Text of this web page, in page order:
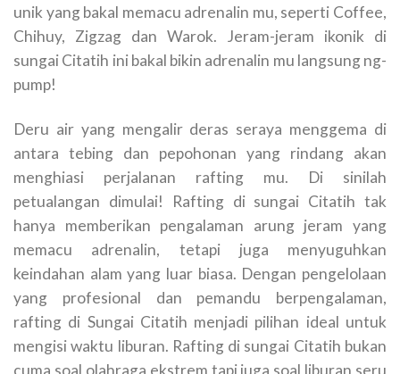
unik yang bakal memacu adrenalin mu, seperti Coffee,
Chihuy, Zigzag dan Warok. Jeram-jeram ikonik di
sungai Citatih ini bakal bikin adrenalin mu langsung ng-
pump!
Deru air yang mengalir deras seraya menggema di
antara tebing dan pepohonan yang rindang akan
menghiasi perjalanan rafting mu. Di sinilah
petualangan dimulai! Rafting di sungai Citatih tak
hanya memberikan pengalaman arung jeram yang
memacu adrenalin, tetapi juga menyuguhkan
keindahan alam yang luar biasa. Dengan pengelolaan
yang profesional dan pemandu berpengalaman,
rafting di Sungai Citatih menjadi pilihan ideal untuk
mengisi waktu liburan. Rafting di sungai Citatih bukan
cuma soal olahraga ekstrem tapi juga soal liburan seru